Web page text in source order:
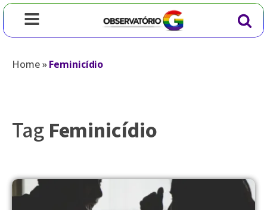
Home»Feminicídio
TagFeminicídio